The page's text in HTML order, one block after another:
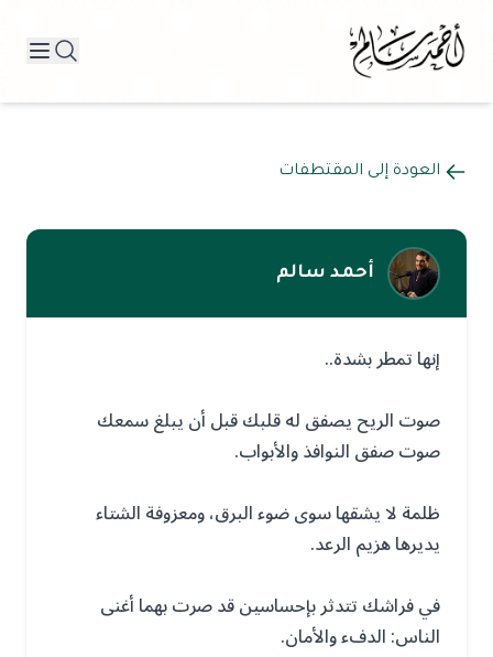
العودة إلى المقتطفات
أحمد سالم
إنها تمطر بشدة..
صوت الريح يصفق له قلبك قبل أن يبلغ سمعك
صوت صفق النوافذ والأبواب.
ظلمة لا يشقها سوى ضوء البرق، ومعزوفة الشتاء
يديرها هزيم الرعد.
في فراشك تتدثر بإحساسين قد صرت بهما أغنى
الناس: الدفء والأمان.